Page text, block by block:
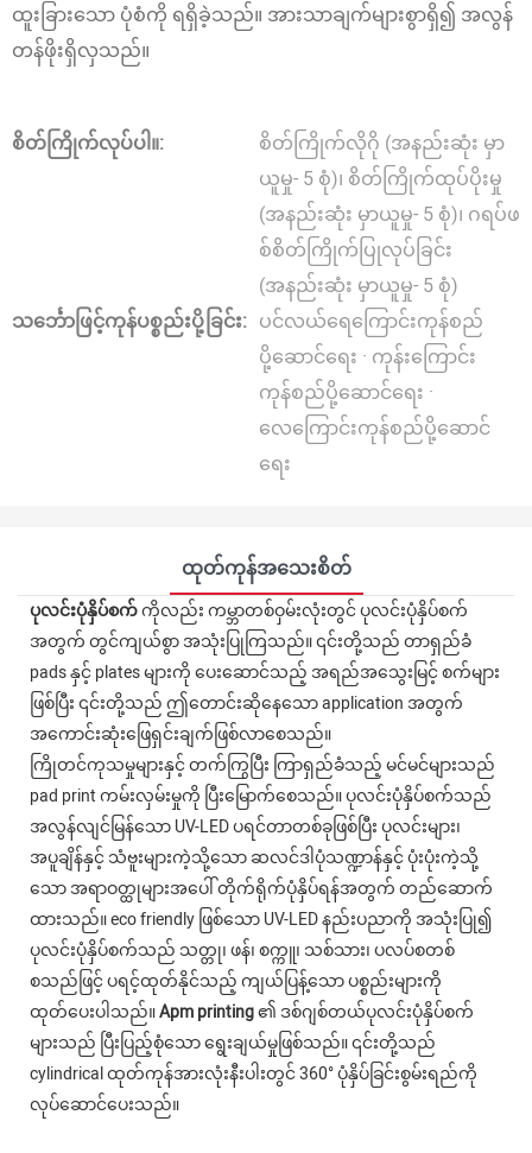
ထူးခြားသော ပုံစံကို ရရှိခဲ့သည်။ အားသာချက်များစွာရှိ၍ အလွန်
တန်ဖိုးရှိလှသည်။
စိတ်ကြိုက်လုပ်ပါ။:
စိတ်ကြိုက်လိုဂို (အနည်းဆုံး မှာ
ယူမှု- 5 စုံ)၊ စိတ်ကြိုက်ထုပ်ပိုးမှု
(အနည်းဆုံး မှာယူမှု- 5 စုံ)၊ ဂရပ်ဖ
စ်စိတ်ကြိုက်ပြုလုပ်ခြင်း
(အနည်းဆုံး မှာယူမှု- 5 စုံ)
သင်္ဘောဖြင့်ကုန်ပစ္စည်းပို့ခြင်း: ပင်လယ်ရေကြောင်းကုန်စည်
ပို့ဆောင်ရေး · ကုန်းကြောင်း
ကုန်စည်ပို့ဆောင်ရေး ·
လေကြောင်းကုန်စည်ပို့ဆောင်
ရေး
ထုတ်ကုန်အသေးစိတ်
ပုလင်းပုံနှိပ်စက်ကိုလည်း ကမ္ဘာတစ်ဝှမ်းလုံးတွင် ပုလင်းပုံနှိပ်စက်
အတွက် တွင်ကျယ်စွာ အသုံးပြုကြသည်။ ၎င်းတို့သည် တာရှည်ခံ
pads နှင့် plates များကို ပေးဆောင်သည့် အရည်အသွေးမြင့် စက်များ
ဖြစ်ပြီး ၎င်းတို့သည် ဤတောင်းဆိုနေသော application အတွက်
အကောင်းဆုံးဖြေရှင်းချက်ဖြစ်လာစေသည်။
ကြိုတင်ကုသမှုများနှင့် တက်ကြွပြီး ကြာရှည်ခံသည့် မင်မင်များသည်
pad print ကမ်းလှမ်းမှုကို ပြီးမြောက်စေသည်။ ပုလင်းပုံနှိပ်စက်သည်
အလွန်လျင်မြန်သော UV-LED ပရင်တာတစ်ခုဖြစ်ပြီး ပုလင်းများ၊
အပူချိန်နှင့် သံဗူးများကဲ့သို့သော ဆလင်ဒါပုံသဏ္ဍာန်နှင့် ပုံးပုံးကဲ့သို့
သော အရာဝတ္ထုများအပေါ် တိုက်ရိုက်ပုံနှိပ်ရန်အတွက် တည်ဆောက်
ထားသည်။ eco friendly ဖြစ်သော UV-LED နည်းပညာကို အသုံးပြု၍
ပုလင်းပုံနှိပ်စက်သည် သတ္တု၊ ဖန်၊ စက္ကူ၊ သစ်သား၊ ပလပ်စတစ်
စသည်ဖြင့် ပရင့်ထုတ်နိုင်သည့် ကျယ်ပြန့်သော ပစ္စည်းများကို
ထုတ်ပေးပါသည်။Apm printing၏ ဒစ်ဂျစ်တယ်ပုလင်းပုံနှိပ်စက်
များသည် ပြီးပြည့်စုံသော ရွေးချယ်မှုဖြစ်သည်။ ၎င်းတို့သည်
cylindrical ထုတ်ကုန်အားလုံးနီးပါးတွင် 360° ပုံနှိပ်ခြင်းစွမ်းရည်ကို
လုပ်ဆောင်ပေးသည်။